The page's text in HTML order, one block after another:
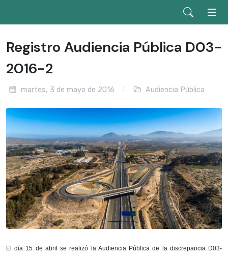
Registro Audiencia Pública D03-
2016-2
martes, 3 de mayo de 2016 Audiencia Pública
El día 15 de abril se realizó la Audiencia Pública de la discrepancia D03-